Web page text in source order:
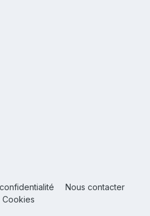
Nous contacter
Cookies